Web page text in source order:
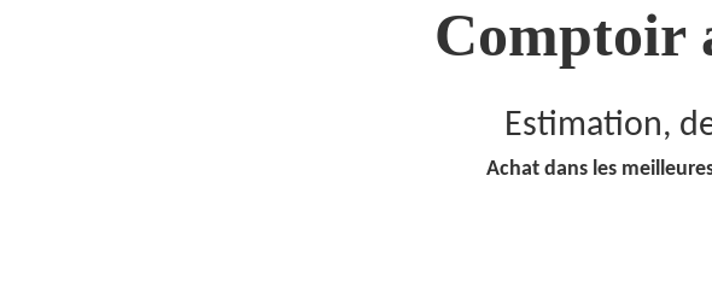
Comptoir
Estimation,
Achat dans les